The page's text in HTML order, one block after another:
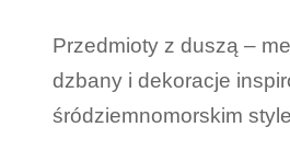
Przedmioty z duszą –
dzbany i dekoracje
śródziemnomorskim